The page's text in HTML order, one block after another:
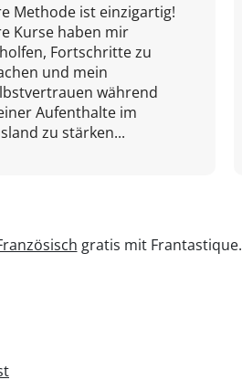
Methode ist einzigartig!
Kurse haben mir
Fortschritte zu
und mein
während
Aufenthalte im
zu stärken...
gratis mit Frantastique.